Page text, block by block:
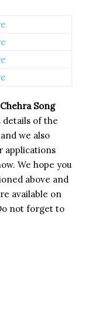
Song
details of the
and we also
applications
We hope you
above and
available on
not forget to